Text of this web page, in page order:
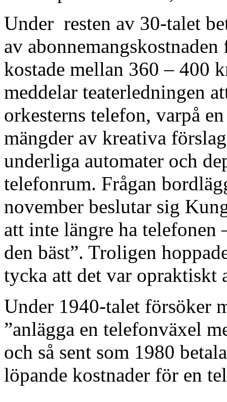
Under resten av 30-talet
av
kostade mellan 360 – 400
meddelar teaterledningen
orkesterns telefon, varpå
mängder av kreativa
underliga automater och
telefonrum. Frågan
november beslutar sig
att inte längre ha telefonen
den bäst”. Troligen
tycka att det var opraktiskt
Under 1940-talet försöker
”anlägga en telefonväxel
och så sent som 1980
löpande kostnader för en